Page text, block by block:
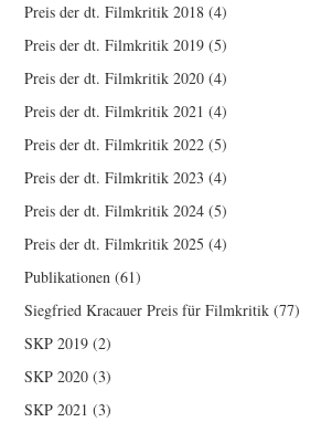
Preis der dt. Filmkritik 2018 (4)
Preis der dt. Filmkritik 2019 (5)
Preis der dt. Filmkritik 2020 (4)
Preis der dt. Filmkritik 2021 (4)
Preis der dt. Filmkritik 2022 (5)
Preis der dt. Filmkritik 2023 (4)
Preis der dt. Filmkritik 2024 (5)
Preis der dt. Filmkritik 2025 (4)
Publikationen (61)
Siegfried Kracauer Preis für Filmkritik (77)
SKP 2019 (2)
SKP 2020 (3)
SKP 2021 (3)